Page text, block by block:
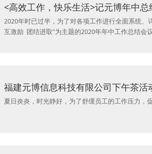
<高效工作，快乐生活>记元博年中
2020年时已过半，为了对各项工作进行全面系统
互激励 团结进取”为主题的2020年年中工作总结会
福建元博信息科技有限公司下午茶活
夏日炎炎，时光静好，为了舒缓员工的工作压力，